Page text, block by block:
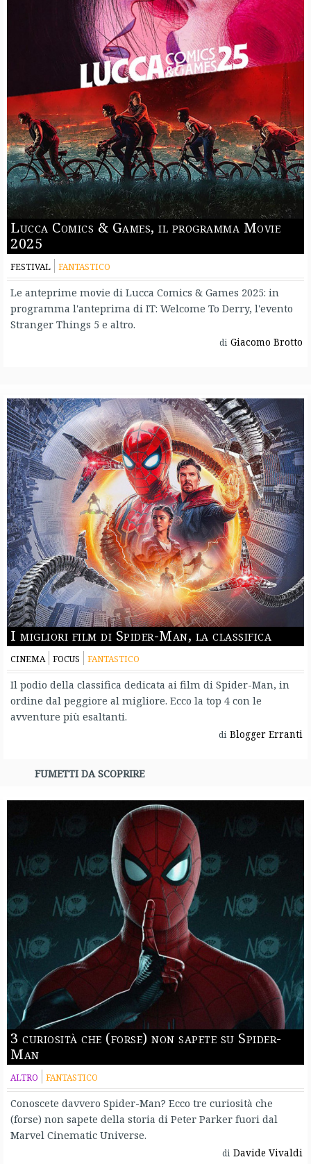
Lucca Comics & Games, il programma Movie
2025
FESTIVAL FANTASTICO
Le anteprime movie di Lucca Comics & Games 2025: in
programma l'anteprima di IT: Welcome To Derry, l'evento
Stranger Things 5 e altro.
di Giacomo Brotto
I migliori film di Spider-Man, la classifica
CINEMA FOCUS FANTASTICO
Il podio della classifica dedicata ai film di Spider-Man, in
ordine dal peggiore al migliore. Ecco la top 4 con le
avventure più esaltanti.
di Blogger Erranti
FUMETTI DA SCOPRIRE
3 curiosità che (forse) non sapete su Spider-
Man
ALTRO FANTASTICO
Conoscete davvero Spider-Man? Ecco tre curiosità che
(forse) non sapete della storia di Peter Parker fuori dal
Marvel Cinematic Universe.
di Davide Vivaldi